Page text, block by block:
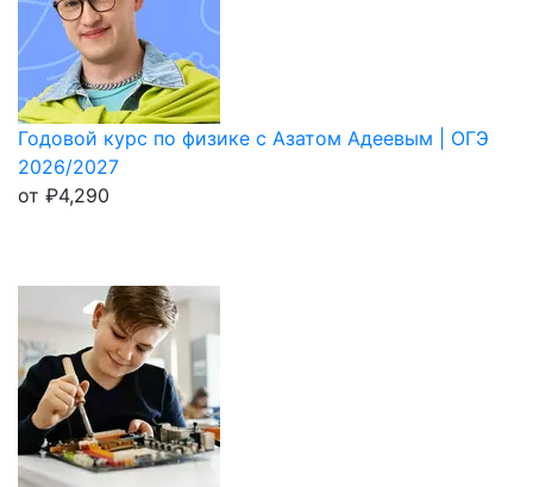
Годовой курс по физике с Азатом Адеевым | ОГЭ
2026/2027
от ₽4,290